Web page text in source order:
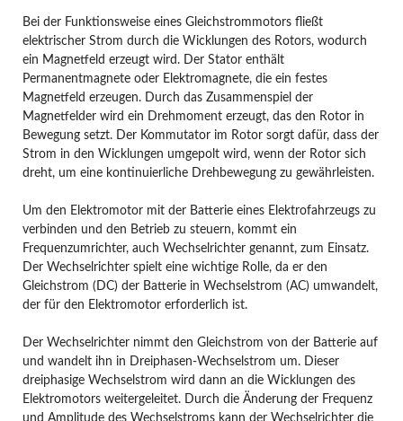
Bei der Funktionsweise eines Gleichstrommotors fließt
elektrischer Strom durch die Wicklungen des Rotors, wodurch
ein Magnetfeld erzeugt wird. Der Stator enthält
Permanentmagnete oder Elektromagnete, die ein festes
Magnetfeld erzeugen. Durch das Zusammenspiel der
Magnetfelder wird ein Drehmoment erzeugt, das den Rotor in
Bewegung setzt. Der Kommutator im Rotor sorgt dafür, dass der
Strom in den Wicklungen umgepolt wird, wenn der Rotor sich
dreht, um eine kontinuierliche Drehbewegung zu gewährleisten.
Um den Elektromotor mit der Batterie eines Elektrofahrzeugs zu
verbinden und den Betrieb zu steuern, kommt ein
Frequenzumrichter, auch Wechselrichter genannt, zum Einsatz.
Der Wechselrichter spielt eine wichtige Rolle, da er den
Gleichstrom (DC) der Batterie in Wechselstrom (AC) umwandelt,
der für den Elektromotor erforderlich ist.
Der Wechselrichter nimmt den Gleichstrom von der Batterie auf
und wandelt ihn in Dreiphasen-Wechselstrom um. Dieser
dreiphasige Wechselstrom wird dann an die Wicklungen des
Elektromotors weitergeleitet. Durch die Änderung der Frequenz
und Amplitude des Wechselstroms kann der Wechselrichter die